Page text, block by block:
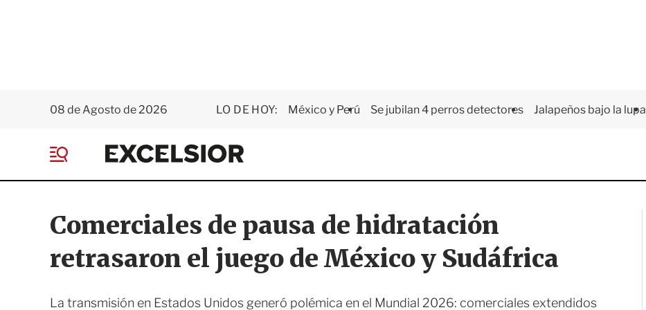
08 de Agosto de 2026 LO DE HOY: México y Perú Se jubilan 4 perros detectores Jalapeños bajo la lupa
E
x
e
i
o
r
e
Comerciales de pausa de hidratación
retrasaron el juego de México y Sudáfrica
La transmisión en Estados Unidos generó polémica en el Mundial 2026: comerciales extendidos